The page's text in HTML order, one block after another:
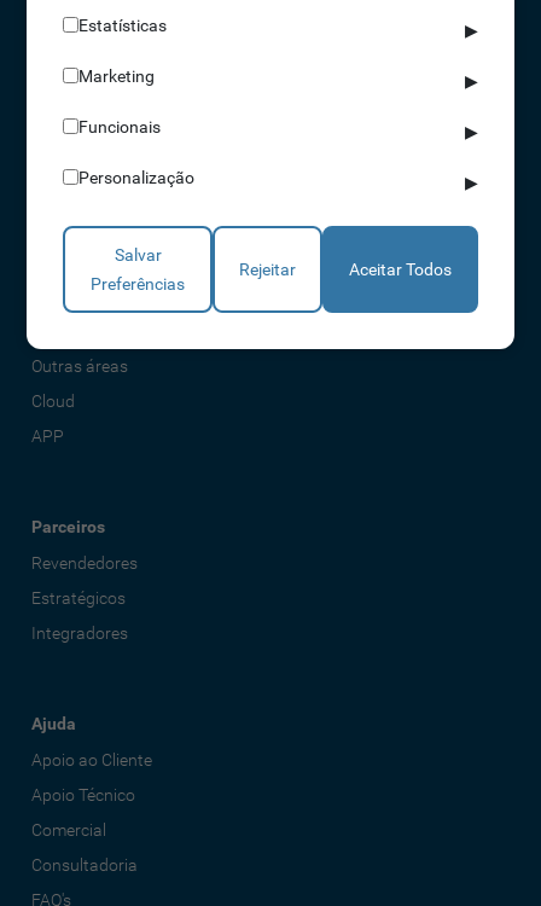
Livro de reclamações
Soluções
Acessos
Torniquetes
Parques Auto
Rondas e Serviços
Outras áreas
Cloud
APP
Parceiros
Revendedores
Estratégicos
Integradores
Ajuda
Apoio ao Cliente
Apoio Técnico
Comercial
Consultadoria
FAQ's
Estatísticas ▶
Marketing ▶
Funcionais ▶
Personalização ▶
Salvar
Preferências
Rejeitar Aceitar Todos